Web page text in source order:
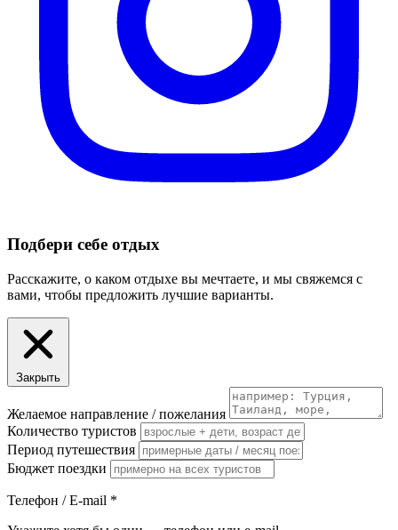
Подбери себе отдых
Расскажите, о каком отдыхе вы мечтаете, и мы свяжемся с
вами, чтобы предложить лучшие варианты.
Закрыть
Желаемое направление / пожелания
Количество туристов
Период путешествия
Бюджет поездки
Телефон / E-mail *